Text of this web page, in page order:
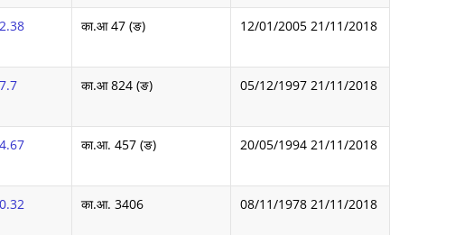
का.आ 47 (ङ) 12/01/2005 21/11/2018
का.आ 824 (ङ) 05/12/1997 21/11/2018
का.आ. 457 (ङ) 20/05/1994 21/11/2018
का.आ. 3406 08/11/1978 21/11/2018